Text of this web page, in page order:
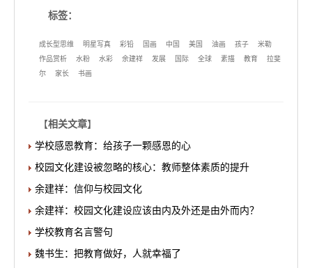
标签：
成长型思维 明星写真 彩铅 国画 中国 美国 油画 孩子
米勒
作品赏析
水粉 水彩 余建祥 发展 国际 全球 素描 教育
拉斐
尔
家长 书画
【相关文章】
学校感恩教育：给孩子一颗感恩的心
校园文化建设被忽略的核心：教师整体素质的提升
余建祥：信仰与校园文化
余建祥：校园文化建设应该由内及外还是由外而内？
学校教育名言警句
魏书生：把教育做好，人就幸福了